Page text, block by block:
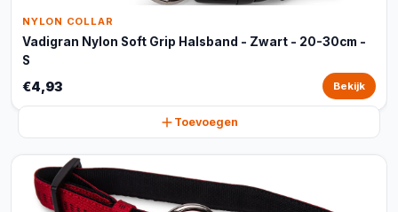
NYLON COLLAR
Vadigran Nylon Soft Grip Halsband - Zwart - 20-30cm -
S
€4,93 Bekijk
Toevoegen